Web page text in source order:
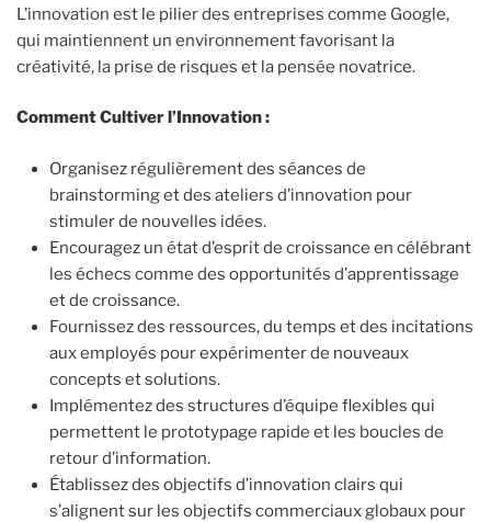
L’innovation est le pilier des entreprises comme Google,
qui maintiennent un environnement favorisant la
créativité, la prise de risques et la pensée novatrice.
Comment Cultiver l’Innovation :
Organisez régulièrement des séances de
brainstorming et des ateliers d’innovation pour
stimuler de nouvelles idées.
Encouragez un état d’esprit de croissance en célébrant
les échecs comme des opportunités d’apprentissage
et de croissance.
Fournissez des ressources, du temps et des incitations
aux employés pour expérimenter de nouveaux
concepts et solutions.
Implémentez des structures d’équipe flexibles qui
permettent le prototypage rapide et les boucles de
retour d’information.
Établissez des objectifs d’innovation clairs qui
s’alignent sur les objectifs commerciaux globaux pour